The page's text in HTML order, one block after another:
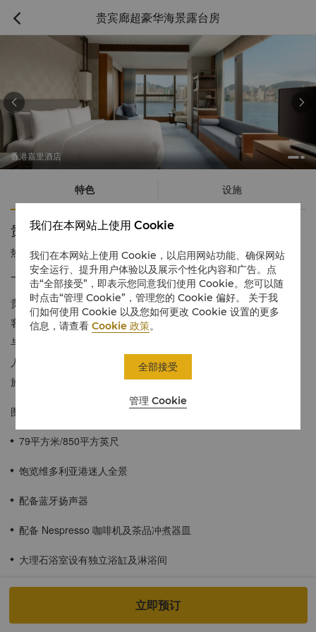
 贵宾廊超豪华海景露台房
香港嘉里酒店
 
特色 设施
贵宾廊超豪华海景露台房
热线电话 1 866 565 5050
一览无余的维多利亚港美景
贵宾廊超豪华海景露台房为入住宾客提供宽敞的休闲及工作空间。
客房内饰低调奢华，宽敞舒适，以银蓝和灰色进行点缀，彰显酷炫
与时尚。每间客房均配备全尺寸落地窗户，可饱览维多利亚港的迷
人景致。宾客可享受客房内的迷你吧，及尊享位于8楼的贵宾廊设
施。
图片仅供参考。
79平方米/850平方英尺
饱览维多利亚港迷人全景
配备蓝牙扬声器
配备 Nespresso 咖啡机及茶品冲煮器皿
大理石浴室设有独立浴缸及淋浴间
配备空气清新机
立即预订
我们在本网站上使用 Cookie
我们在本网站上使用 Cookie，以启用网站功能、确保网站
安全运行、提升用户体验以及展示个性化内容和广告。点
击“全部接受”，即表示您同意我们使用 Cookie。您可以随
时点击“管理 Cookie”，管理您的 Cookie 偏好。 关于我
们如何使用 Cookie 以及您如何更改 Cookie 设置的更多
信息，请查看Cookie 政策。
管理 Cookie
全部接受